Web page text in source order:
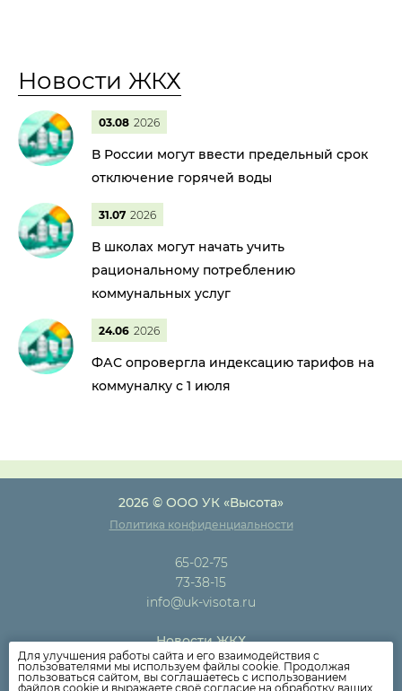
Новости ЖКХ
03.08 2026
В России могут ввести предельный срок
отключение горячей воды
31.07 2026
В школах могут начать учить
рациональному потреблению
коммунальных услуг
24.06 2026
ФАС опровергла индексацию тарифов на
коммуналку с 1 июля
2026 © ООО УК «Высота»
Политика конфиденциальности
65-02-75
73-38-15
info@uk-visota.ru
Новости ЖКХ
Новости компании
Как оплатить
Для улучшения работы сайта и его взаимодействия с
пользователями мы используем файлы cookie. Продолжая
пользоваться сайтом, вы соглашаетесь с использованием
файлов cookie и выражаете своё согласие на обработку ваших